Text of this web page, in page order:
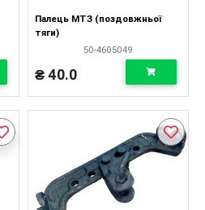
Палець МТЗ (поздовжньої
тяги)
50-4605049
₴ 40.0